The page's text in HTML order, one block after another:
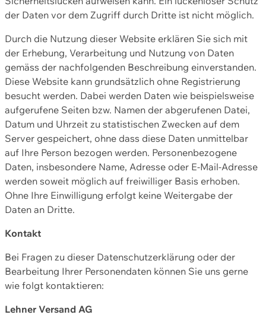
der Daten vor dem Zugriff durch Dritte ist nicht möglich.
Durch die Nutzung dieser Website erklären Sie sich mit
der Erhebung, Verarbeitung und Nutzung von Daten
gemäss der nachfolgenden Beschreibung einverstanden.
Diese Website kann grundsätzlich ohne Registrierung
besucht werden. Dabei werden Daten wie beispielsweise
aufgerufene Seiten bzw. Namen der abgerufenen Datei,
Datum und Uhrzeit zu statistischen Zwecken auf dem
Server gespeichert, ohne dass diese Daten unmittelbar
auf Ihre Person bezogen werden. Personenbezogene
Daten, insbesondere Name, Adresse oder E-Mail-Adresse
werden soweit möglich auf freiwilliger Basis erhoben.
Ohne Ihre Einwilligung erfolgt keine Weitergabe der
Daten an Dritte.
Kontakt
Bei Fragen zu dieser Datenschutzerklärung oder der
Bearbeitung Ihrer Personendaten können Sie uns gerne
wie folgt kontaktieren:
Lehner Versand AG